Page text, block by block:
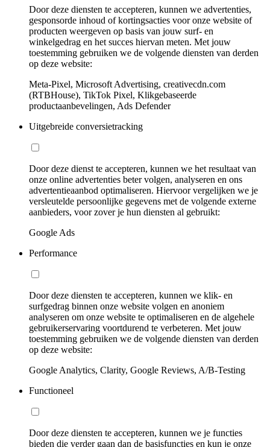
Door deze diensten te accepteren, kunnen we advertenties,
gesponsorde inhoud of kortingsacties voor onze website of
producten weergeven op basis van jouw surf- en
winkelgedrag en het succes hiervan meten. Met jouw
toestemming gebruiken we de volgende diensten van derden
op deze website:
Meta-Pixel, Microsoft Advertising, creativecdn.com
(RTBHouse), TikTok Pixel, Klikgebaseerde
productaanbevelingen, Ads Defender
Uitgebreide conversietracking
Door deze dienst te accepteren, kunnen we het resultaat van
onze online advertenties beter volgen, analyseren en ons
advertentieaanbod optimaliseren. Hiervoor vergelijken we je
versleutelde persoonlijke gegevens met de volgende externe
aanbieders, voor zover je hun diensten al gebruikt:
Google Ads
Performance
Door deze diensten te accepteren, kunnen we klik- en
surfgedrag binnen onze website volgen en anoniem
analyseren om onze website te optimaliseren en de algehele
gebruikerservaring voortdurend te verbeteren. Met jouw
toestemming gebruiken we de volgende diensten van derden
op deze website:
Google Analytics, Clarity, Google Reviews, A/B-Testing
Functioneel
Door deze diensten te accepteren, kunnen we je functies
bieden die verder gaan dan de basisfuncties en kun je onze